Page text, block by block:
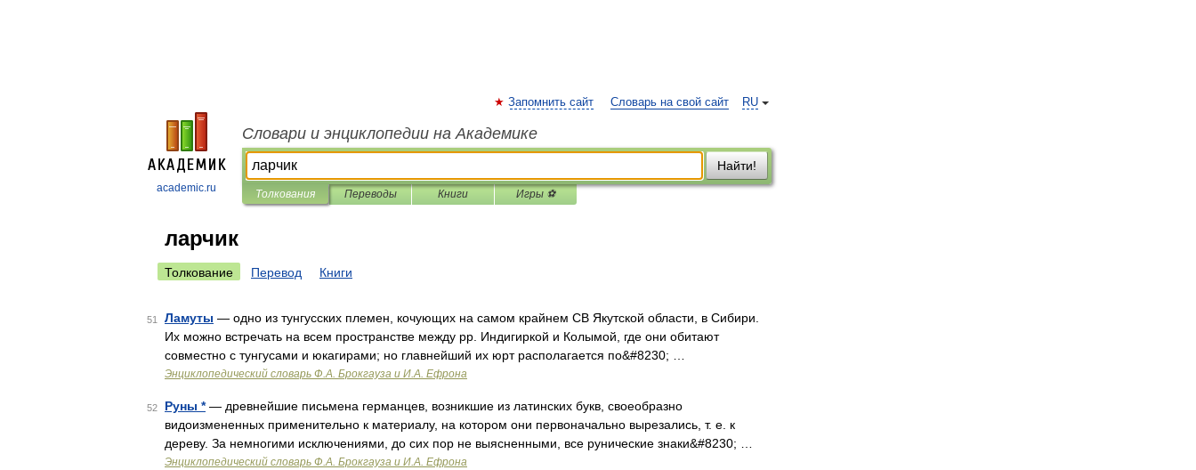
academic.ru
RU
Запомнить сайт Словарь на свой сайт
Словари и энциклопедии на Академике
Найти!
Толкования Переводы Книги Игры ⚽
ларчик
Толкование Перевод Книги
51 Ламуты — одно из тунгусских племен, кочующих на самом крайнем СВ Якутской области, в Сибири.
Их можно встречать на всем пространстве между pp. Индигиркой и Колымой, где они обитают
совместно с тунгусами и юкагирами; но главнейший их юрт располагается по&#8230; …
Энциклопедический словарь Ф.А. Брокгауза и И.А. Ефрона
52 Руны *— древнейшие письмена германцев, возникшие из латинских букв, своеобразно
видоизмененных применительно к материалу, на котором они первоначально вырезались, т. е. к
дереву. За немногими исключениями, до сих пор не выясненными, все рунические знаки&#8230; …
Энциклопедический словарь Ф.А. Брокгауза и И.А. Ефрона